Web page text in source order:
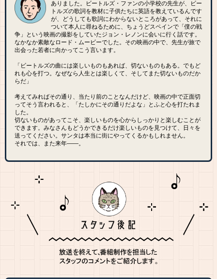
ありました。ビートルズ・ファンの小学校の先生が、ビー
トルズの歌詞を教材に子供たちに英語を教えているんです
が、どうしても歌詞にわからないところがあって、それに
ついて本人に尋ねるために、ちょうどスペインで「僕の戦
争」という映画の撮影をしていたジョン・レノンに会いに行く話です。
なかなか素敵なロード・ムービーでした。その映画の中で、先生が旅で
出会った若者に向かってこう言います。
「ビートルズの曲には楽しいものもあれば、切ないものもある。でもど
れも心を打つ。なぜなら人生とは楽しくて、そしてまた切ないものだか
らだ」
考えてみればその通り、当たり前のことなんだけど、映画の中で正面切
ってそう言われると、「たしかにその通りだよな」とふと心を打たれま
した。
切ないものがあってこそ、楽しいものを心からしっかりと楽しむことが
できます。みなさんもどうかできるだけ楽しいものを見つけて、日々を
送ってください。サンタは本当に街にやってくるかもしれません。
それでは、また来年――。